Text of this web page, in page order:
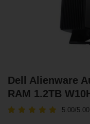
Dell Alienware
RAM 1.2TB
5.00/5.00